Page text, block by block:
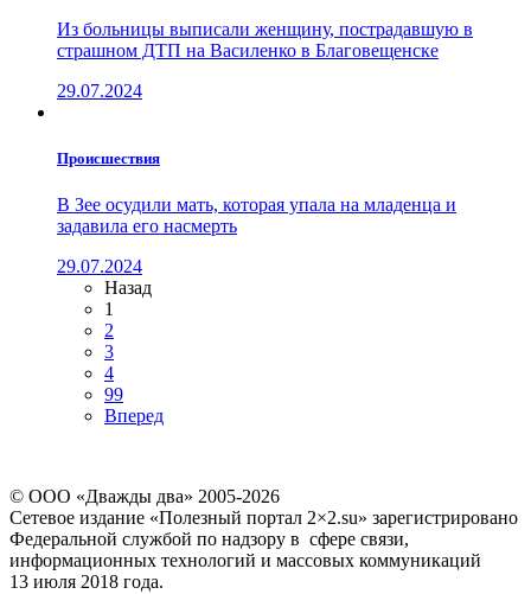
Из больницы выписали женщину, пострадавшую в
страшном ДТП на Василенко в Благовещенске
29.07.2024
Проиcшествия
В Зее осудили мать, которая упала на младенца и
задавила его насмерть
29.07.2024
Назад
1
2
3
4
99
Вперед
© ООО «Дважды два» 2005-2026
Сетевое издание «Полезный портал 2×2.su» зарегистрировано
Федеральной службой по надзору в сфере связи,
информационных технологий и массовых коммуникаций
13 июля 2018 года.